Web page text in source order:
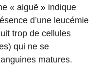
« aiguë » indique
d’une leucémie
trop de cellules
qui ne se
matures.